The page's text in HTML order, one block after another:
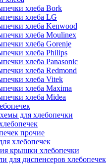
хлеба Bork
хлеба LG
хлеба Kenwood
хлеба Moulinex
хлеба Gorenje
хлеба Philips
хлеба Panasonic
хлеба Redmond
хлеба Vitek
хлеба Maxima
хлеба Midea
для хлебопечки
прочие
хлебопечек
крышки хлебопечки
для диспенсеров хлебопечек